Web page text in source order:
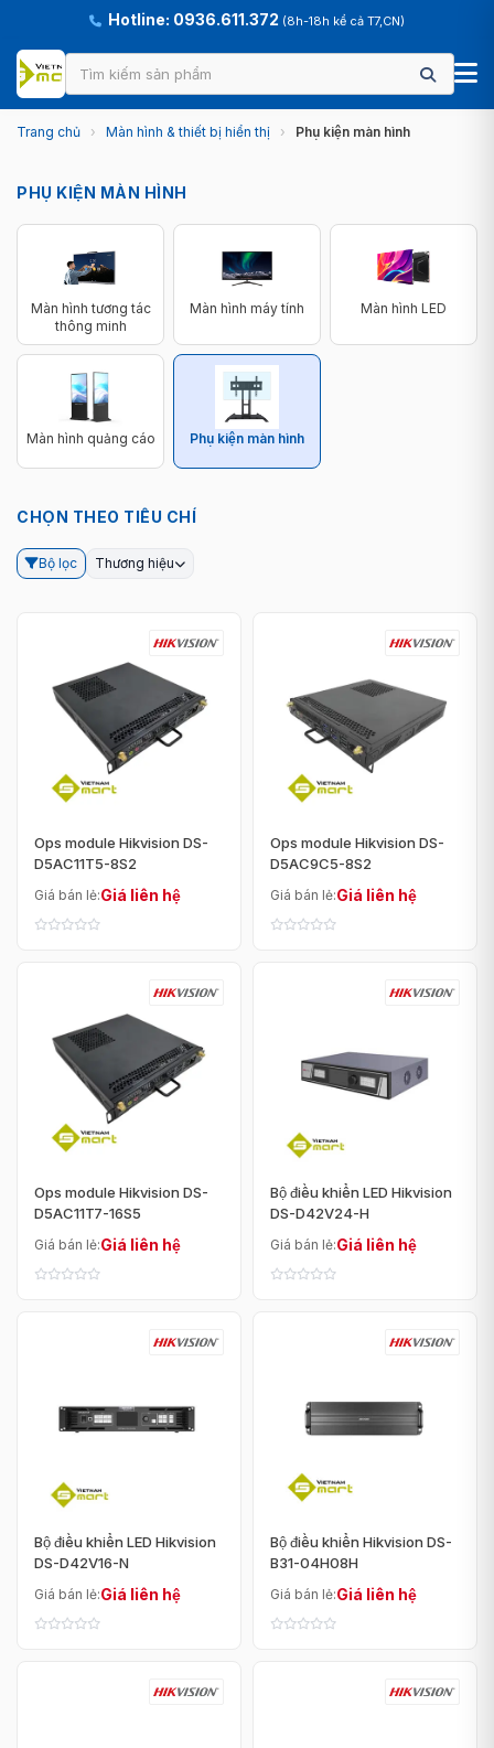
Hotline: 0936.611.372 (8h-18h kể cả T7,CN)
Trang chủ › Màn hình & thiết bị hiển thị › Phụ kiện màn hình
PHỤ KIỆN MÀN HÌNH
Màn hình tương tác
thông minh
Màn hình máy tính Màn hình LED
Màn hình quảng cáo Phụ kiện màn hình
CHỌN THEO TIÊU CHÍ
Bộ lọc Thương hiệu
Ops module Hikvision DS-
D5AC11T5-8S2
Giá bán lẻ:Giá liên hệ
Ops module Hikvision DS-
D5AC9C5-8S2
Giá bán lẻ:Giá liên hệ
Ops module Hikvision DS-
D5AC11T7-16S5
Giá bán lẻ:Giá liên hệ
Bộ điều khiển LED Hikvision
DS-D42V24-H
Giá bán lẻ:Giá liên hệ
Bộ điều khiển LED Hikvision
DS-D42V16-N
Giá bán lẻ:Giá liên hệ
Bộ điều khiển Hikvision DS-
B31-04H08H
Giá bán lẻ:Giá liên hệ